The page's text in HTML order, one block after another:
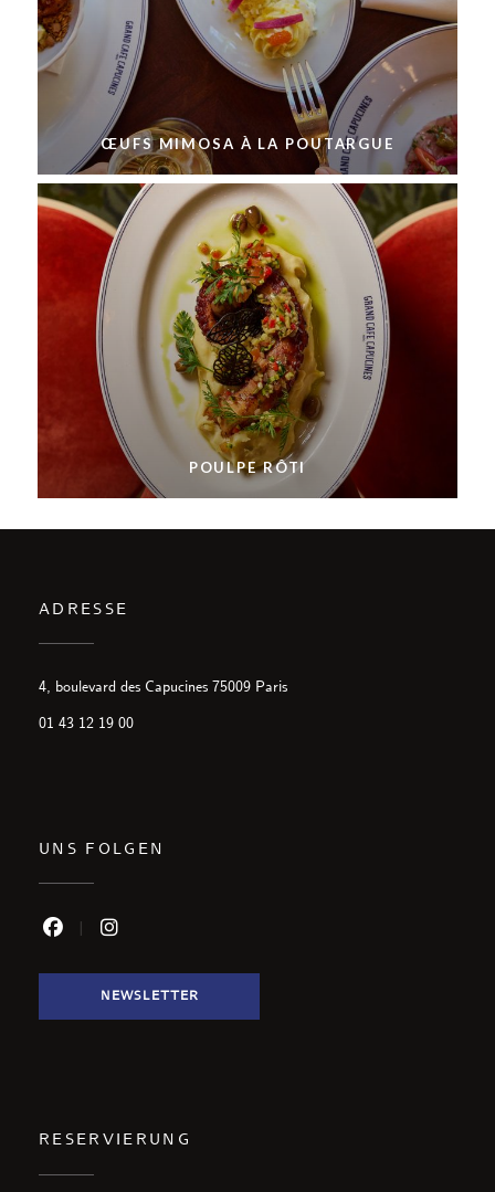
ŒUFS MIMOSA À LA POUTARGUE
POULPE RÔTI
ADRESSE
4, boulevard des Capucines 75009 Paris((öffnet ein neues Fenster))
01 43 12 19 00
UNS FOLGEN
Facebook ((öffnet ein neues Fenster))
Instagram ((öffnet ein neues Fenster))
NEWSLETTER
RESERVIERUNG